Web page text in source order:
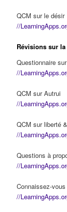
QCM sur le désir
//
Révisions sur
Questionnaire
//
QCM sur Autrui
//
QCM sur liberté
//
Questions à
//
Connaissez-
//